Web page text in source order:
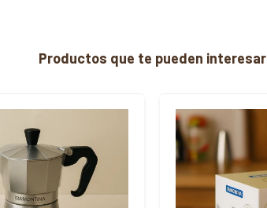
Productos que te pueden interesar